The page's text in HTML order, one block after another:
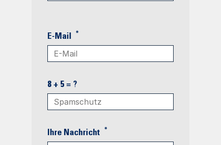
E-Mail *
8 + 5 = ?
Ihre Nachricht *